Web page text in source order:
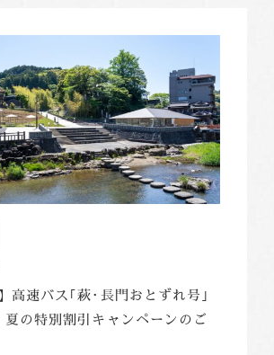
高速バス｢萩･長門おとずれ号｣
夏の特別割引キャンペーンのご